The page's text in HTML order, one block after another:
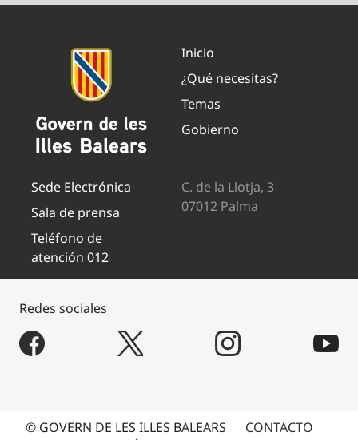
Inicio
¿Qué necesitas?
Temas
Gobierno
Sede Electrónica
Sala de prensa
Teléfono de
atención 012
C. de la Llotja, 3
07012 Palma
Redes sociales
© GOVERN DE LES ILLES BALEARS
CONTACTO